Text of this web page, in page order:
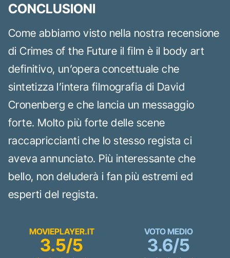
CONCLUSIONI
Come abbiamo visto nella nostra recensione
di Crimes of the Future il film è il body art
definitivo, un’opera concettuale che
sintetizza l’intera filmografia di David
Cronenberg e che lancia un messaggio
forte. Molto più forte delle scene
raccapriccianti che lo stesso regista ci
aveva annunciato. Più interessante che
bello, non deluderà i fan più estremi ed
esperti del regista.
MOVIEPLAYER.IT
3.5/5
VOTO MEDIO
3.6/5